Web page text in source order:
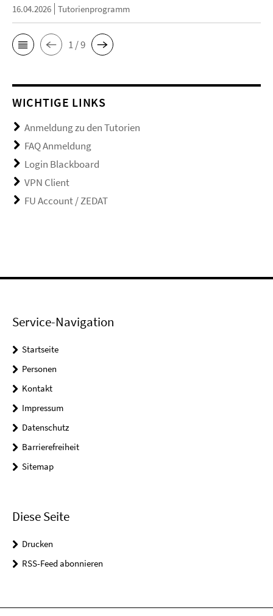
16.04.2026 Tutorienprogramm
1 / 9
WICHTIGE LINKS
Anmeldung zu den Tutorien
FAQ Anmeldung
Login Blackboard
VPN Client
FU Account / ZEDAT
Service-Navigation
Startseite
Personen
Kontakt
Impressum
Datenschutz
Barrierefreiheit
Sitemap
Diese Seite
Drucken
RSS-Feed abonnieren